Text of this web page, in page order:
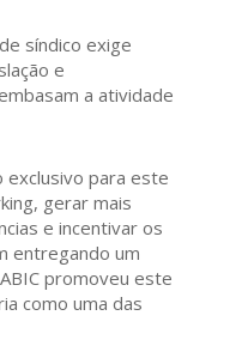
síndico exige
e
a atividade
exclusivo para este
gerar mais
e incentivar os
entregando um
promoveu este
como uma das